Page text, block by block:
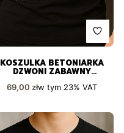
KOSZULKA BETONIARKA
DZWONI ZABAWNY
Cena brutto
69,00 złw tym 23% VAT